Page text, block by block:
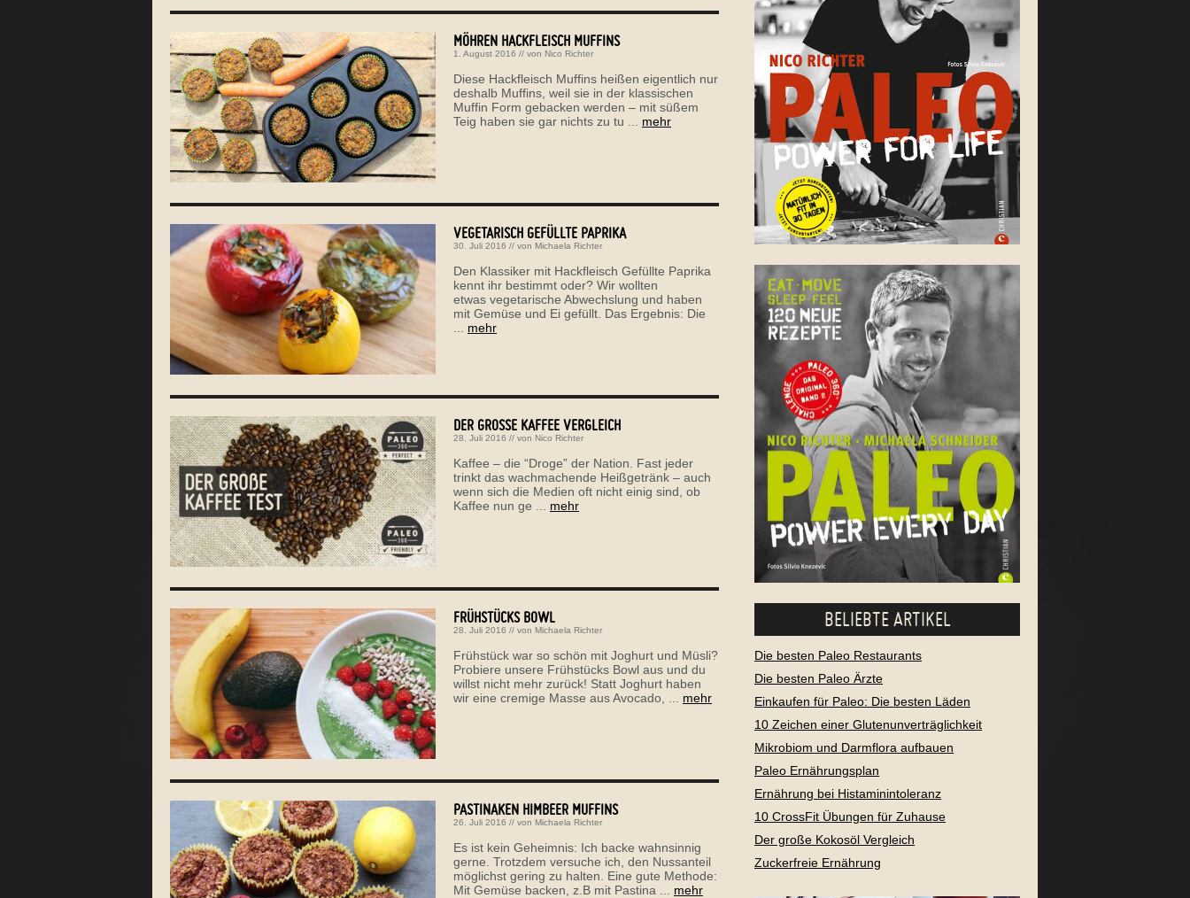
MÖHREN HACKFLEISCH MUFFINS
1. August 2016 // von Nico Richter
Diese Hackfleisch Muffins heißen eigentlich nur
deshalb Muffins, weil sie in der klassischen
Muffin Form gebacken werden – mit süßem
Teig haben sie gar nichts zu tu ... mehr
VEGETARISCH GEFÜLLTE PAPRIKA
30. Juli 2016 // von Michaela Richter
Den Klassiker mit Hackfleisch Gefüllte Paprika
kennt ihr bestimmt oder? Wir wollten
etwas vegetarische Abwechslung und haben
mit Gemüse und Ei gefüllt. Das Ergebnis: Die
mehr
DER GROSSE KAFFEE VERGLEICH
28. Juli 2016 // von Nico Richter
Kaffee – die “Droge” der Nation. Fast jeder
trinkt das wachmachende Heißgetränk – auch
wenn sich die Medien oft nicht einig sind, ob
Kaffee nun ge ... mehr
FRÜHSTÜCKS BOWL
28. Juli 2016 // von Michaela Richter
Frühstück war so schön mit Joghurt und Müsli?
Probiere unsere Frühstücks Bowl aus und du
willst nicht mehr zurück! Statt Joghurt haben
wir eine cremige Masse aus Avocado, ... mehr
PASTINAKEN HIMBEER MUFFINS
26. Juli 2016 // von Michaela Richter
Es ist kein Geheimnis: Ich backe wahnsinnig
gerne. Trotzdem versuche ich, den Nussanteil
möglichst gering zu halten. Eine gute Methode:
Mit Gemüse backen, z.B mit Pastina ... mehr
BELIEBTE ARTIKEL
Die besten Paleo Restaurants
Die besten Paleo Ärzte
Einkaufen für Paleo: Die besten Läden
10 Zeichen einer Glutenunverträglichkeit
Mikrobiom und Darmflora aufbauen
Paleo Ernährungsplan
Ernährung bei Histaminintoleranz
10 CrossFit Übungen für Zuhause
Der große Kokosöl Vergleich
Zuckerfreie Ernährung